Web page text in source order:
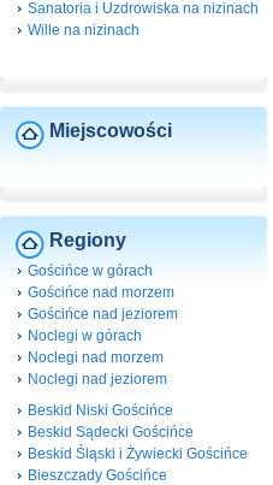
Sanatoria i Uzdrowiska na nizinach
Wille na nizinach
Miejscowości
Regiony
Gościńce w górach
Gościńce nad morzem
Gościńce nad jeziorem
Noclegi w górach
Noclegi nad morzem
Noclegi nad jeziorem
Beskid Niski Gościńce
Beskid Sądecki Gościńce
Beskid Śląski i Żywiecki Gościńce
Bieszczady Gościńce